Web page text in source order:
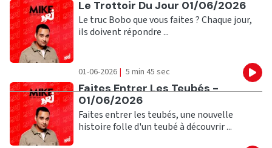
Ecouter
Le Trottoir Du Jour 01/06/2026
Le truc Bobo que vous faites ? Chaque jour,
ils doivent répondre ...
01-06-2026 | 5 min 45 sec
Ecouter
Faites Entrer Les Teubés -
01/06/2026
Faites entrer les teubés, une nouvelle
histoire folle d'un teubé à découvrir ...